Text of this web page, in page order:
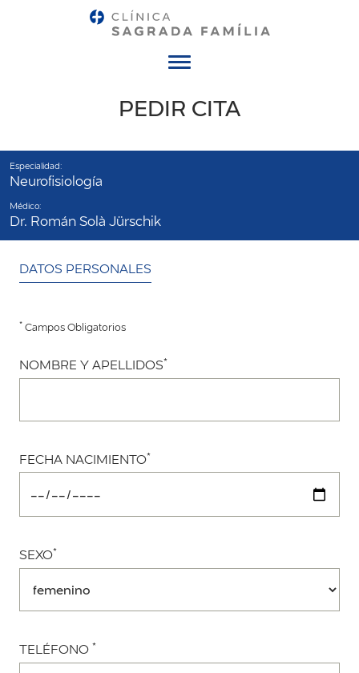
PEDIR CITA
Especialidad:
Neurofisiología
Médico:
Dr. Román Solà Jürschik
DATOS PERSONALES
* Campos Obligatorios
NOMBRE Y APELLIDOS*
FECHA NACIMIENTO*
SEXO*
TELÉFONO *